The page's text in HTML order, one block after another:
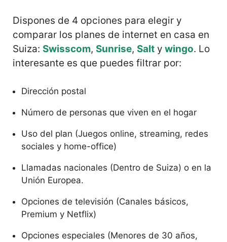
Dispones de 4 opciones para elegir y
comparar los planes de internet en casa en
Suiza: Swisscom, Sunrise, Salt y wingo. Lo
interesante es que puedes filtrar por:
Dirección postal
Número de personas que viven en el hogar
Uso del plan (Juegos online, streaming, redes
sociales y home-office)
Llamadas nacionales (Dentro de Suiza) o en la
Unión Europea.
Opciones de televisión (Canales básicos,
Premium y Netflix)
Opciones especiales (Menores de 30 años,